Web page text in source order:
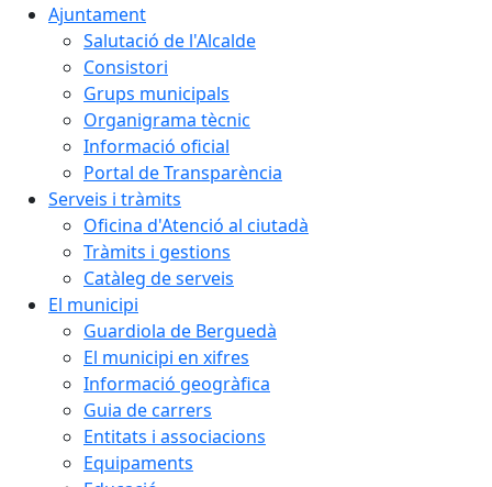
Ajuntament
Salutació de l'Alcalde
Consistori
Grups municipals
Organigrama tècnic
Informació oficial
Portal de Transparència
Serveis i tràmits
Oficina d'Atenció al ciutadà
Tràmits i gestions
Catàleg de serveis
El municipi
Guardiola de Berguedà
El municipi en xifres
Informació geogràfica
Guia de carrers
Entitats i associacions
Equipaments